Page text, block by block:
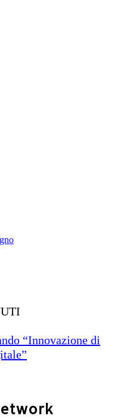
“Innovazione di